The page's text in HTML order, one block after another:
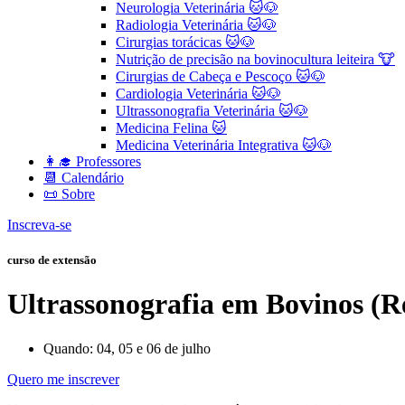
Neurologia Veterinária 🐱🐶
Radiologia Veterinária 🐱🐶
Cirurgias torácicas 🐱🐶
Nutrição de precisão na bovinocultura leiteira 🐮
Cirurgias de Cabeça e Pescoço 🐱🐶
Cardiologia Veterinária 🐱🐶
Ultrassonografia Veterinária 🐱🐶
Medicina Felina 🐱
Medicina Veterinária Integrativa 🐱🐶
👩‍🎓 Professores
📆 Calendário
📜 Sobre
Inscreva-se
curso de extensão
Ultrassonografia em Bovinos
Quando: 04, 05 e 06 de julho
Quero me inscrever